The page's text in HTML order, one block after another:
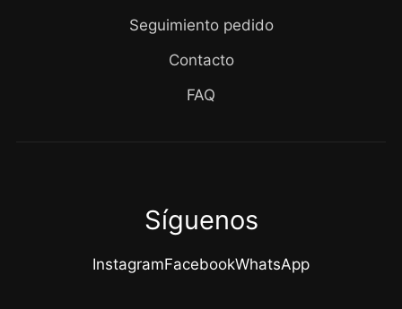
Seguimiento pedido
Contacto
FAQ
Síguenos
InstagramFacebookWhatsApp